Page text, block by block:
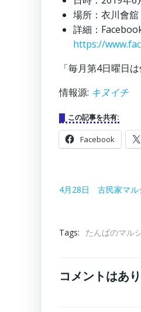
場所：衣川會舘
詳細：
https://
「毎月第4日曜日
情報源: キヌイチ
この記事を共有:
Facebook
4月28日 古民家マル
Tags: たんばのマル
コメントはあ